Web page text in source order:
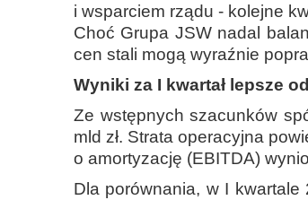
i wsparciem rządu - kolejne
Choć Grupa JSW nadal
cen stali mogą wyraźnie
Wyniki za I kwartał lepsze
Ze wstępnych szacunków
mld zł. Strata operacyjna
o amortyzację (EBITDA)
Dla porównania, w I kwartale